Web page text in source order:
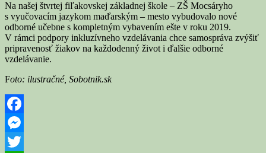
Na našej štvrtej fiľakovskej základnej škole – ZŠ Mocsáryho
s vyučovacím jazykom maďarským – mesto vybudovalo nové
odborné učebne s kompletným vybavením ešte v roku 2019.
V rámci podpory inkluzívneho vzdelávania chce samospráva zvýšiť
pripravenosť žiakov na každodenný život i ďalšie odborné
vzdelávanie.
Foto: ilustračné, Sobotnik.sk
Facebook
Messenger